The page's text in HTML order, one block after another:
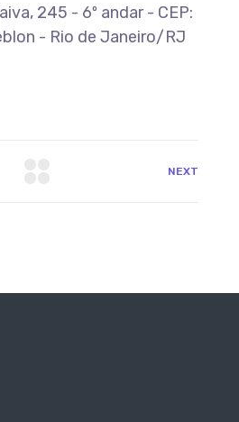
245 - 6º andar - CEP:
- Rio de Janeiro/RJ
NEXT